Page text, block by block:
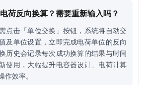
荷反向换算？需要重新输入吗？
点击「单位交换」按钮，系统将自动交
及单位设置，立即完成电荷单位的反向
历史会记录每次成功换算的结果与时间
使用，大幅提升电容器设计、电荷计算
效率。